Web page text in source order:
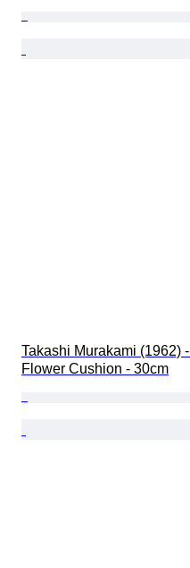
Takashi Murakami (1962) -
Flower Cushion - 30cm